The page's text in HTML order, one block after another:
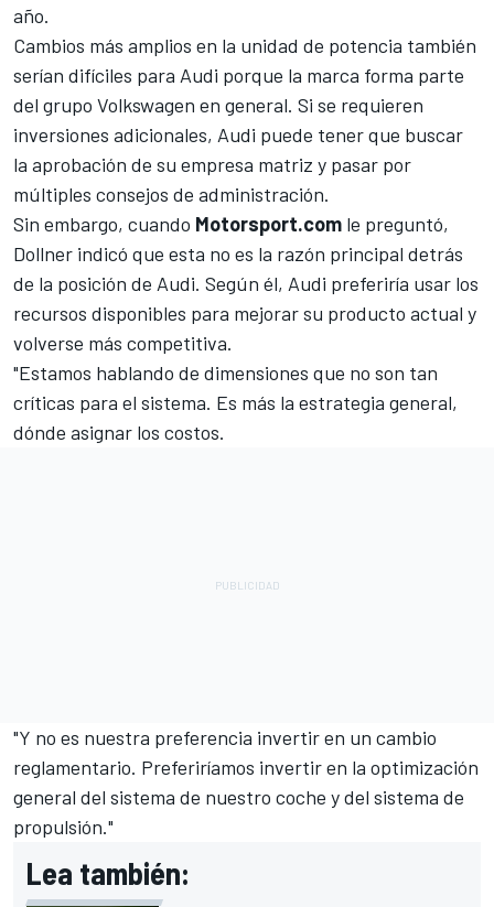
año.
Cambios más amplios en la unidad de potencia también
serían difíciles para Audi porque la marca forma parte
del grupo Volkswagen en general. Si se requieren
inversiones adicionales, Audi puede tener que buscar
la aprobación de su empresa matriz y pasar por
múltiples consejos de administración.
Sin embargo, cuando Motorsport.com le preguntó,
Dollner indicó que esta no es la razón principal detrás
de la posición de Audi. Según él, Audi preferiría usar los
recursos disponibles para mejorar su producto actual y
volverse más competitiva.
"Estamos hablando de dimensiones que no son tan
críticas para el sistema. Es más la estrategia general,
dónde asignar los costos.
"Y no es nuestra preferencia invertir en un cambio
reglamentario. Preferiríamos invertir en la optimización
general del sistema de nuestro coche y del sistema de
propulsión."
Lea también: